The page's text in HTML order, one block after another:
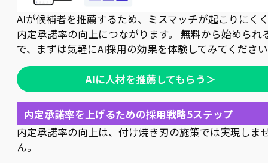
AIが候補者を推薦するため、ミスマッチが起こりにく
内定承諾率の向上につながります。 無料から始められ
で、まずは気軽にAI採用の効果を体験してみてくださ
AIに人材を推薦してもらう＞
内定承諾率を上げるための採用戦略5ステップ
内定承諾率の向上は、付け焼き刃の施策では実現しま
ん。